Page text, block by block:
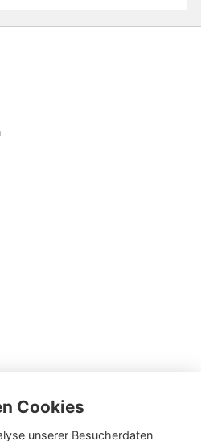
Cookies
unserer Besucherdaten